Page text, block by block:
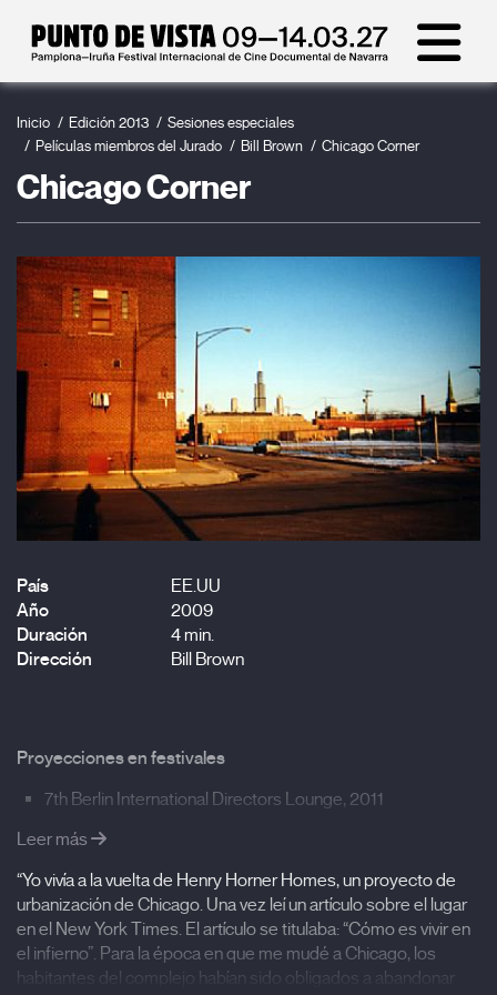
Inicio Edición 2013
Sesiones especiales
Películas miembros del Jurado
Bill Brown Chicago Corner
Chicago Corner
País
EE.UU
Año
2009
Duración
4 min.
Dirección
Bill Brown
Proyecciones en festivales
7th Berlin International Directors Lounge, 2011
17th Chicago Underground Film Festival, 2010
Boston Underground Film Festival, 2010
Athens International Film & Video Festival, 2010
5th ATA Film & Video Festival, San Francisco, 2010
Dallas Video Fest, 2009
Leer más
“Yo vivía a la vuelta de Henry Horner Homes, un proyecto de
urbanización de Chicago. Una vez leí un artículo sobre el lugar
en el New York Times. El artículo se titulaba: “Cómo es vivir en
el infierno”. Para la época en que me mudé a Chicago, los
habitantes del complejo habían sido obligados a abandonar